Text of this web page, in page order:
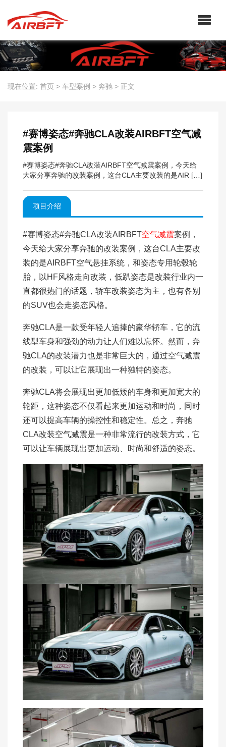
现在位置: 首页 > 车型案例 > 奔驰 > 正文
#赛博姿态#奔驰CLA改装AIRBFT空气减
震案例
#赛博姿态#奔驰CLA改装AIRBFT空气减震案例，今天给
大家分享奔驰的改装案例，这台CLA主要改装的是AIR […]
项目介绍
#赛博姿态#奔驰CLA改装AIRBFT空气减震案例，
今天给大家分享奔驰的改装案例，这台CLA主要改
装的是AIRBFT空气悬挂系统，和姿态专用轮毂轮
胎，以HF风格走向改装，低趴姿态是改装行业内一
直都很热门的话题，轿车改装姿态为主，也有各别
的SUV也会走姿态风格。
奔驰CLA是一款受年轻人追捧的豪华轿车，它的流
线型车身和强劲的动力让人们难以忘怀。然而，奔
驰CLA的改装潜力也是非常巨大的，通过空气减震
的改装，可以让它展现出一种独特的姿态。
奔驰CLA将会展现出更加低矮的车身和更加宽大的
轮距，这种姿态不仅看起来更加运动和时尚，同时
还可以提高车辆的操控性和稳定性。总之，奔驰
CLA改装空气减震是一种非常流行的改装方式，它
可以让车辆展现出更加运动、时尚和舒适的姿态。